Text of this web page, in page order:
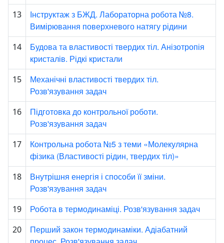
13
Інструктаж з БЖД. Лабораторна робота №8.
Вимірювання поверхневого натягу рідини
14
Будова та властивості твердих тіл. Анізотропія
кристалів. Рідкі кристали
15
Механічні властивості твердих тіл.
Розв'язування задач
16
Підготовка до контрольної роботи.
Розв'язування задач
17
Контрольна робота №5 з теми «Молекулярна
фізика (Властивості рідин, твердих тіл)»
18
Внутрішня енергія і способи її зміни.
Розв'язування задач
19 Робота в термодинаміці. Розв'язування задач
20
Перший закон термодинаміки. Адіабатний